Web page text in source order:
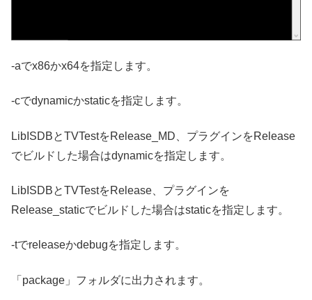
-aでx86かx64を指定します。
-cでdynamicかstaticを指定します。
LibISDBとTVTestをRelease_MD、プラグインをRelease
でビルドした場合はdynamicを指定します。
LibISDBとTVTestをRelease、プラグインを
Release_staticでビルドした場合はstaticを指定します。
-tでreleaseかdebugを指定します。
「package」フォルダに出力されます。